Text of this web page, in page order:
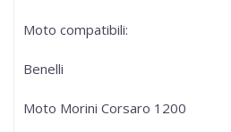
Moto compatibili:
Benelli
Moto Morini Corsaro 1200